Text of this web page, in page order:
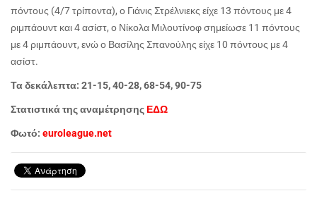
πόντους (4/7 τρίποντα), ο Γιάνις Στρέλνιεκς είχε 13 πόντους με 4
ριμπάουντ και 4 ασίστ, ο Νίκολα Μιλουτίνοφ σημείωσε 11 πόντους
με 4 ριμπάουντ, ενώ ο Βασίλης Σπανούλης είχε 10 πόντους με 4
ασίστ.
Τα δεκάλεπτα: 21-15, 40-28, 68-54, 90-75
Στατιστικά της αναμέτρησης ΕΔΩ
Φωτό: euroleague.net